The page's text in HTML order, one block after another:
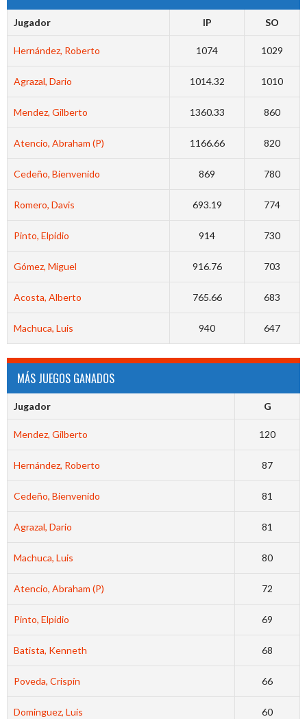
Jugador IP SO
Hernández, Roberto 1074 1029
Agrazal, Dario 1014.32 1010
Mendez, Gilberto 1360.33 860
Atencio, Abraham (P) 1166.66 820
Cedeño, Bienvenido 869 780
Romero, Davis 693.19 774
Pinto, Elpidio 914 730
Gómez, Miguel 916.76 703
Acosta, Alberto 765.66 683
Machuca, Luis 940 647
MÁS JUEGOS GANADOS
Jugador G
Mendez, Gilberto 120
Hernández, Roberto 87
Cedeño, Bienvenido 81
Agrazal, Dario 81
Machuca, Luis 80
Atencio, Abraham (P) 72
Pinto, Elpidio 69
Batista, Kenneth 68
Poveda, Crispín 66
Dominguez, Luis 60